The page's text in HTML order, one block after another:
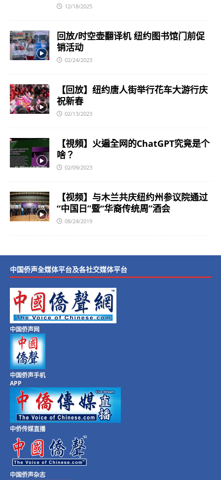
12/18/2025
回放/时空壶翻译机 纽约图书馆门前促
销活动
02/24/2023
【回放】纽约唐人街举行花车大游行庆
祝新春
02/13/2023
【視頻】火遍全网的ChatGPT究竟是个
啥？
02/09/2023
【视频】与木兰共庆纽约州参议院通过
“中国日”暨“华裔传统周”酒会
08/24/2019
中国侨声全媒体平台及各社交媒体平台
中国侨声网
中国侨声手机
APP
中侨传媒直播
中国侨声杂志